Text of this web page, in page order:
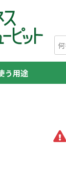
う用途